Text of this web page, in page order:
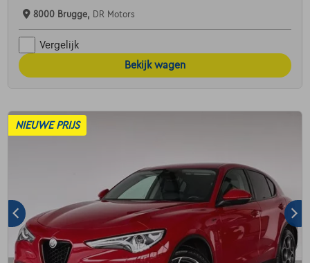
8000 Brugge, DR Motors
Vergelijk
Bekijk wagen
NIEUWE PRIJS